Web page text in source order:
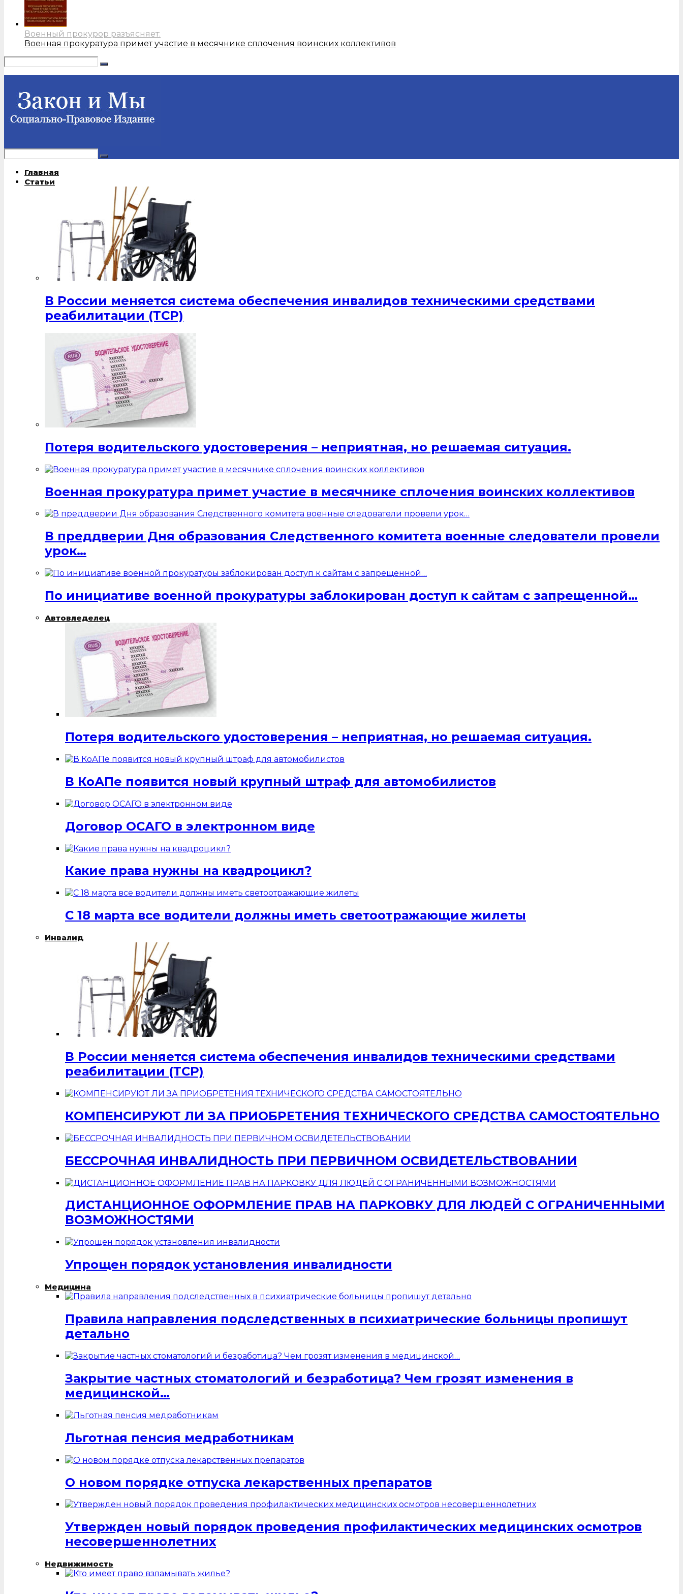
Военный прокурор разъясняет:
Военная прокуратура примет участие в месячнике сплочения воинских коллективов
Главная
Статьи
В России меняется система обеспечения инвалидов техническими средствами
реабилитации (ТСР)
Потеря водительского удостоверения – неприятная, но решаемая ситуация.
Военная прокуратура примет участие в месячнике сплочения воинских коллективов
В преддверии Дня образования Следственного комитета военные следователи провели
урок…
По инициативе военной прокуратуры заблокирован доступ к сайтам с запрещенной…
Автовледелец
Потеря водительского удостоверения – неприятная, но решаемая ситуация.
В КоАПе появится новый крупный штраф для автомобилистов
Договор ОСАГО в электронном виде
Какие права нужны на квадроцикл?
С 18 марта все водители должны иметь светоотражающие жилеты
Инвалид
В России меняется система обеспечения инвалидов техническими средствами
реабилитации (ТСР)
КОМПЕНСИРУЮТ ЛИ ЗА ПРИОБРЕТЕНИЯ ТЕХНИЧЕСКОГО СРЕДСТВА САМОСТОЯТЕЛЬНО
БЕССРОЧНАЯ ИНВАЛИДНОСТЬ ПРИ ПЕРВИЧНОМ ОСВИДЕТЕЛЬСТВОВАНИИ
ДИСТАНЦИОННОЕ ОФОРМЛЕНИЕ ПРАВ НА ПАРКОВКУ ДЛЯ ЛЮДЕЙ С ОГРАНИЧЕННЫМИ
ВОЗМОЖНОСТЯМИ
Упрощен порядок установления инвалидности
Медицина
Правила направления подследственных в психиатрические больницы пропишут
детально
Закрытие частных стоматологий и безработица? Чем грозят изменения в
медицинской…
Льготная пенсия медработникам
О новом порядке отпуска лекарственных препаратов
Утвержден новый порядок проведения профилактических медицинских осмотров
несовершеннолетних
Недвижимость